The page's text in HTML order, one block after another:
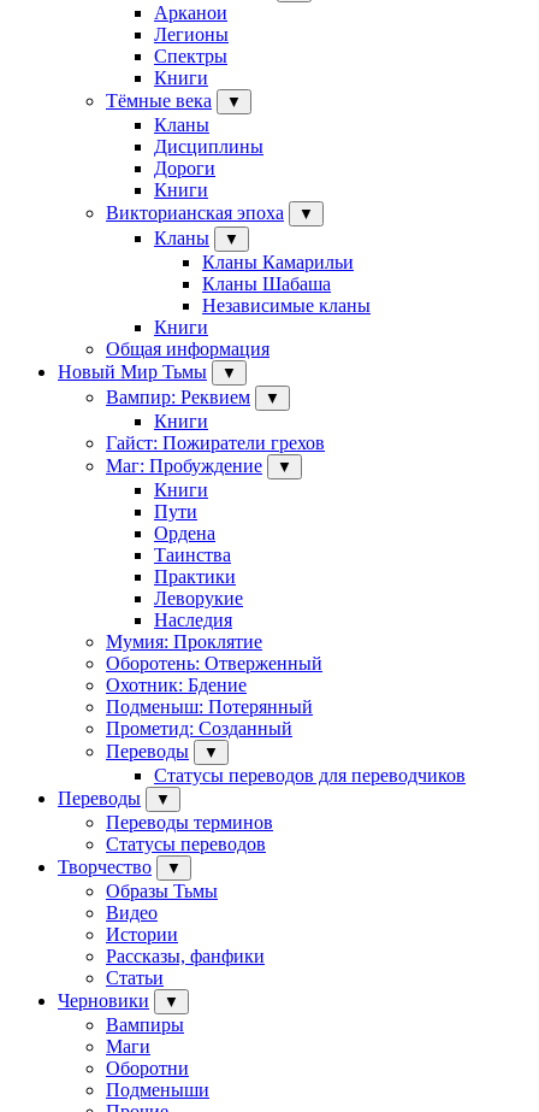
Арканои
Легионы
Спектры
Книги
Тёмные века
▼
Кланы
Дисциплины
Дороги
Книги
Викторианская эпоха
▼
Кланы ▼
Кланы Камарильи
Кланы Шабаша
Независимые кланы
Книги
Общая информация
Новый Мир Тьмы
▼
Вампир: Реквием ▼
Книги
Гайст: Пожиратели грехов
Маг: Пробуждение
▼
Книги
Пути
Ордена
Таинства
Практики
Леворукие
Наследия
Мумия: Проклятие
Оборотень: Отверженный
Охотник: Бдение
Подменыш: Потерянный
Прометид: Созданный
Переводы
▼
Статусы переводов для переводчиков
Переводы
▼
Переводы терминов
Статусы переводов
Творчество
▼
Образы Тьмы
Видео
Истории
Рассказы, фанфики
Статьи
Черновики
▼
Вампиры
Маги
Оборотни
Подменыши